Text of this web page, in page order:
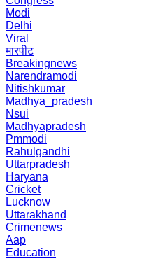
Modi
Delhi
Viral
मारपीट
Breakingnews
Narendramodi
Nitishkumar
Madhya_pradesh
Nsui
Madhyapradesh
Pmmodi
Rahulgandhi
Uttarpradesh
Haryana
Cricket
Lucknow
Uttarakhand
Crimenews
Aap
Education